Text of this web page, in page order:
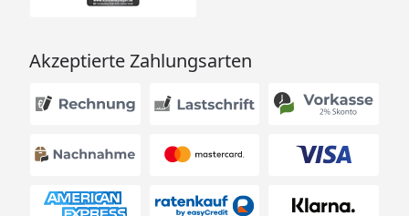
Akzeptierte Zahlungsarten